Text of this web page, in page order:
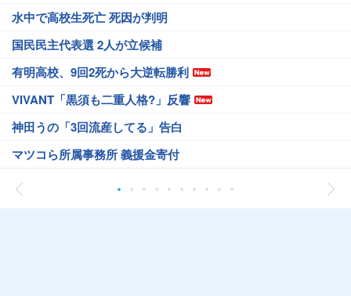
水中で高校生死亡 死因が判明
国民民主代表選 2人が立候補
有明高校、9回2死から大逆転勝利
VIVANT「黒須も二重人格?」反響
神田うの「3回流産してる」告白
マツコら所属事務所 義援金寄付